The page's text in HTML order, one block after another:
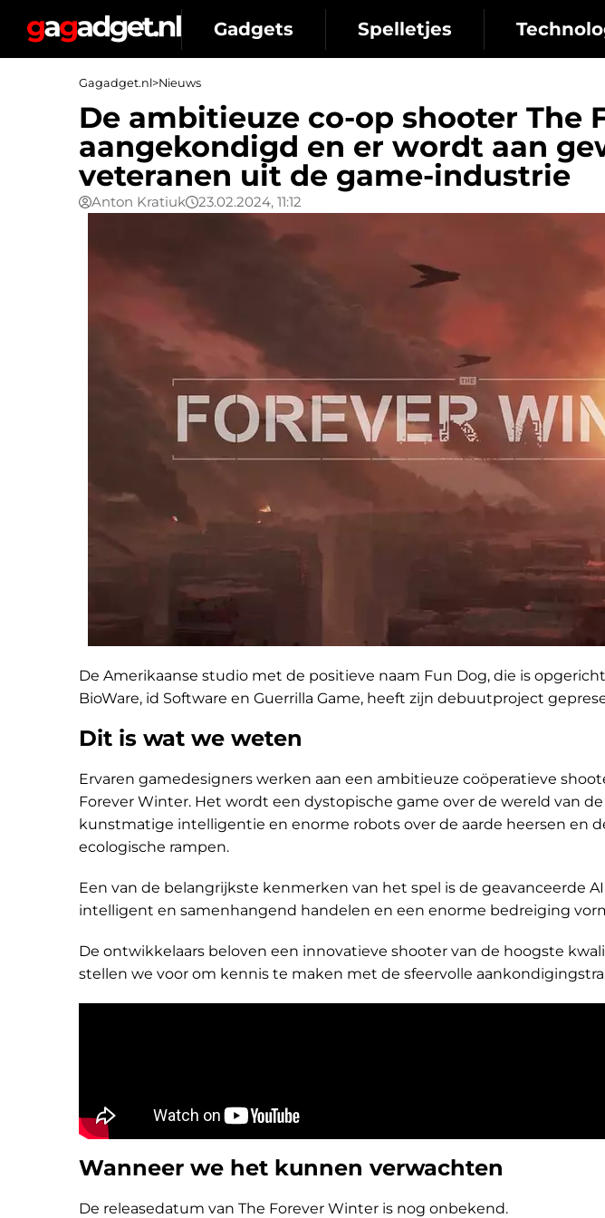
Gadgets Spelletjes
Gagadget.nl>Nieuws
De ambitieuze co-op shooter The
aangekondigd en er wordt aan
veteranen uit de game-industrie
Anton Kratiuk 23.02.2024, 11:12
De Amerikaanse studio met de positieve naam Fun Dog, die is
BioWare, id Software en Guerrilla Game, heeft zijn debuutproject
Dit is wat we weten
Ervaren gamedesigners werken aan een ambitieuze coöperatieve
Forever Winter. Het wordt een dystopische game over de wereld van
kunstmatige intelligentie en enorme robots over de aarde heersen en
ecologische rampen.
Een van de belangrijkste kenmerken van het spel is de geavanceerde
intelligent en samenhangend handelen en een enorme bedreiging
De ontwikkelaars beloven een innovatieve shooter van de hoogste
stellen we voor om kennis te maken met de sfeervolle
Wanneer we het kunnen verwachten
De releasedatum van The Forever Winter is nog onbekend.